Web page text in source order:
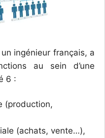
ingénieur français, a
au sein d’une
6 :
(production,
(achats, vente…),